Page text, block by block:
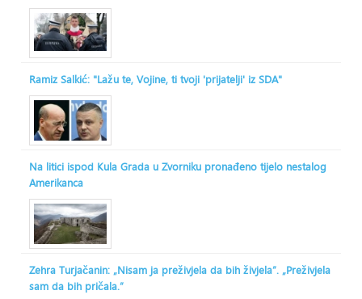
Ramiz Salkić: "Lažu te, Vojine, ti tvoji 'prijatelji' iz SDA"
Na litici ispod Kula Grada u Zvorniku pronađeno tijelo nestalog
Amerikanca
Zehra Turjačanin: „Nisam ja preživjela da bih živjela“. „Preživjela
sam da bih pričala.“